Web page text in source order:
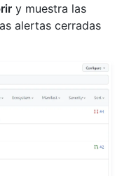
y muestra las
alertas cerradas